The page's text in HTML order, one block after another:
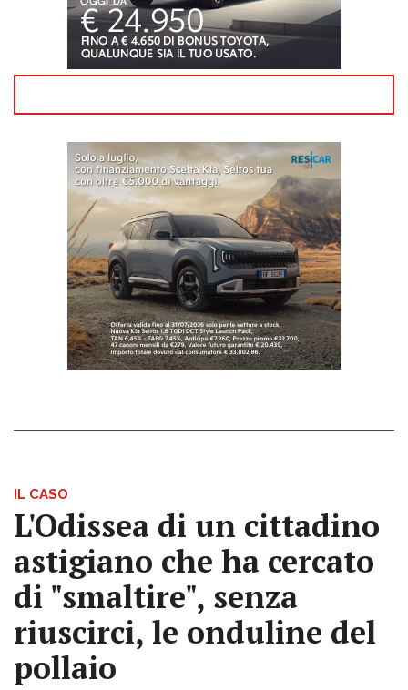
IL CASO
L'Odissea di un cittadino
astigiano che ha cercato
di "smaltire", senza
riuscirci, le onduline del
pollaio